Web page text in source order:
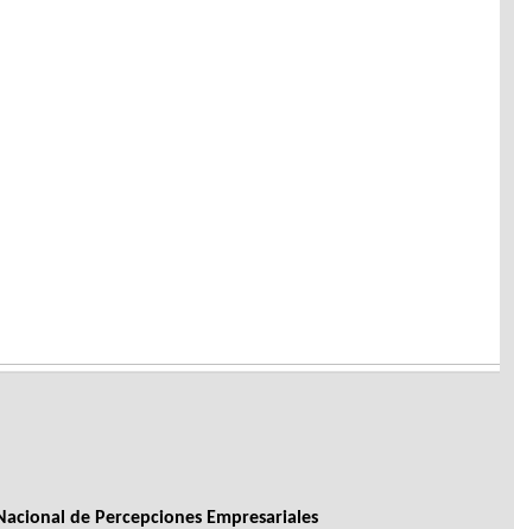
de Percepciones Empresariales